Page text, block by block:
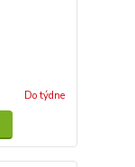
Do týdne